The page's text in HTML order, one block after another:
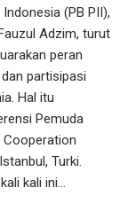
(PB PII),
Adzim, turut
peran
partisipasi
Hal itu
Pemuda
Cooperation
Turki.
kali ini…